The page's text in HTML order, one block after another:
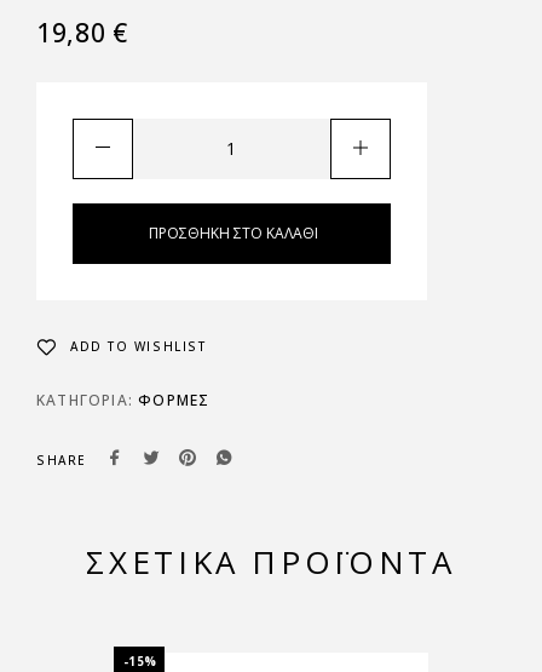
19,80 €
ΠΡΟΣΘΉΚΗ ΣΤΟ ΚΑΛΆΘΙ
ADD TO WISHLIST
ΚΑΤΗΓΟΡΊΑ:ΦΌΡΜΕΣ
SHARE
ΣΧΕΤΙΚΆ ΠΡΟΪΌΝΤΑ
-15%